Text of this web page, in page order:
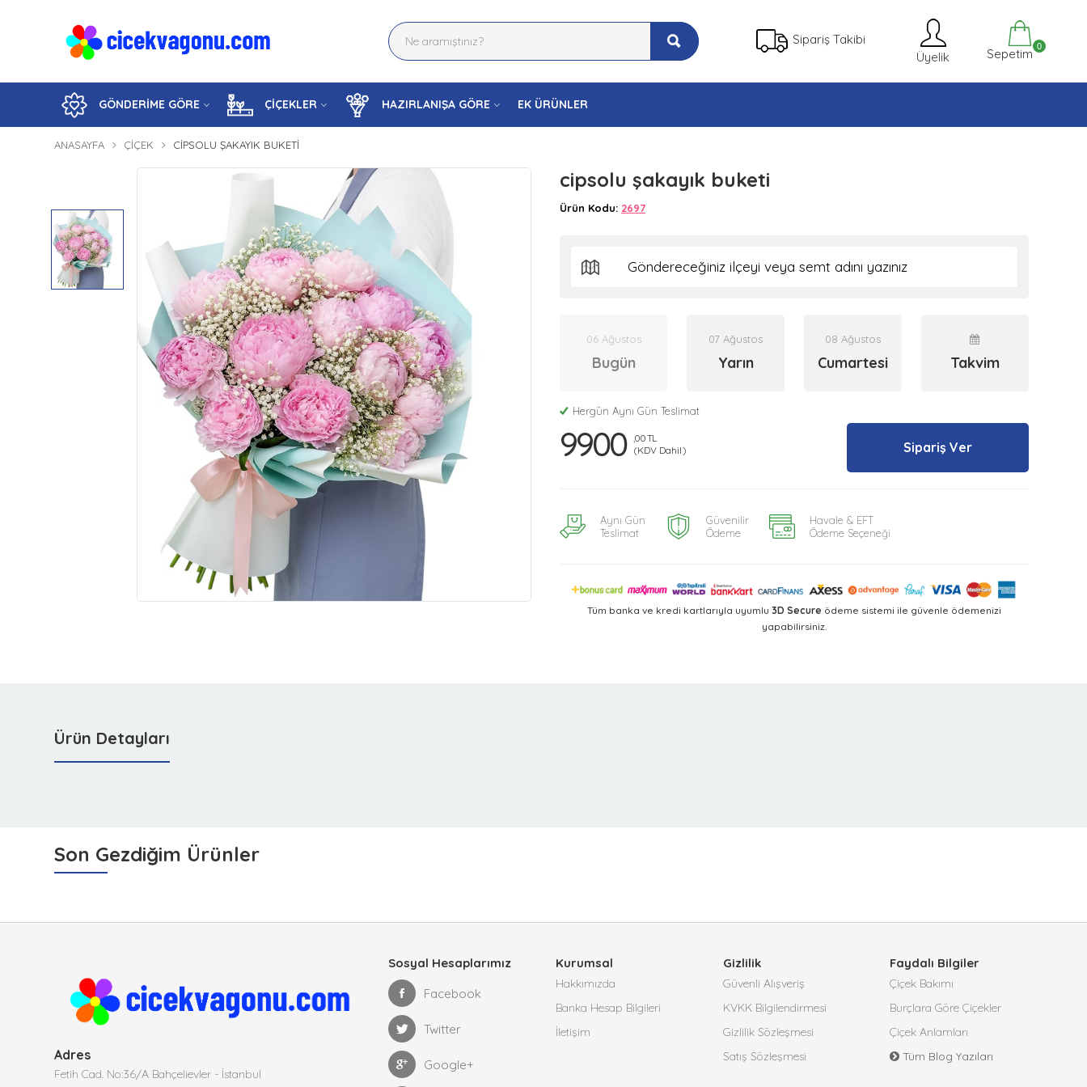
Sipariş Takibi
Üyelik
Sepetim 0
GÖNDERİME GÖRE ÇİÇEKLER HAZIRLANIŞA GÖRE EK ÜRÜNLER
ANASAYFA ÇIÇEK CIPSOLU ŞAKAYIK BUKETI
cipsolu şakayık buketi
Ürün Kodu: 2697
06 Ağustos
Bugün
07 Ağustos
Yarın
08 Ağustos
Cumartesi Takvim
Hergün Aynı Gün Teslimat
9900
,00 TL
(KDV Dahil)
Sipariş Ver
Aynı Gün
Teslimat
Güvenilir
Ödeme
Havale & EFT
Ödeme Seçeneği
Tüm banka ve kredi kartlarıyla uyumlu 3D Secure ödeme sistemi ile güvenle ödemenizi
yapabilirsiniz.
Ürün Detayları
Son Gezdiğim Ürünler
Adres
Fetih Cad. No:36/A Bahçelievler - İstanbul
Sosyal Hesaplarımız
Facebook
Twitter
Google+
Kurumsal
Hakkımızda
Banka Hesap Bilgileri
İletişim
Gizlilik
Güvenli Alışveriş
KVKK Bilgilendirmesi
Gizlilik Sözleşmesi
Satış Sözleşmesi
Faydalı Bilgiler
Çiçek Bakımı
Burçlara Göre Çiçekler
Çiçek Anlamları
Tüm Blog Yazıları